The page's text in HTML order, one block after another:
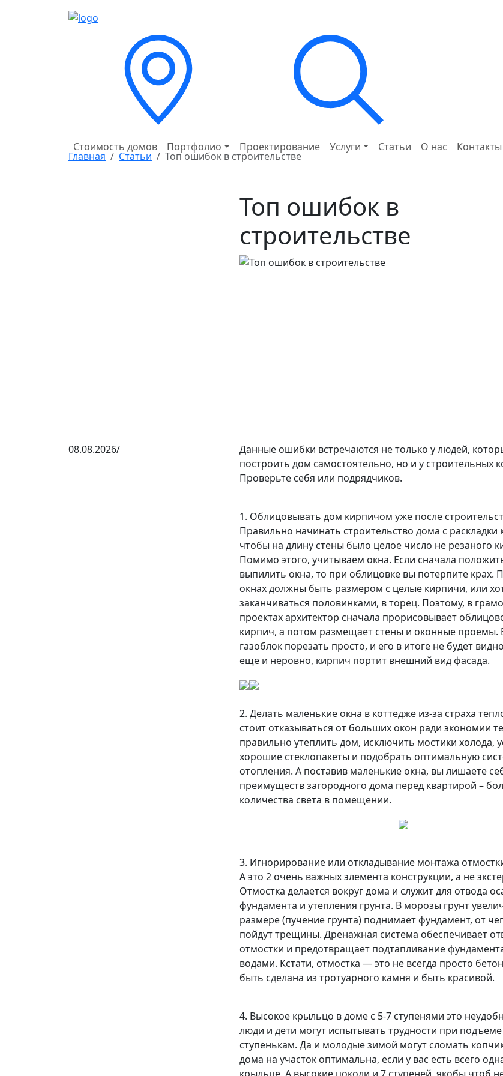
Стоимость домов Портфолио Проектирование Услуги Статьи О нас Контакты
Главная Статьи Топ ошибок в строительстве
Топ ошибок в
строительстве
08.08.2026/
Данные ошибки встречаются не только у людей,
построить дом самостоятельно, но и у строительных
Проверьте себя или подрядчиков.
1. Облицовывать дом кирпичом уже после
Правильно начинать строительство дома с раскладки
чтобы на длину стены было целое число не резаного
Помимо этого, учитываем окна. Если сначала
выпилить окна, то при облицовке вы потерпите крах.
окнах должны быть размером с целые кирпичи, или
заканчиваться половинками, в торец. Поэтому, в
проектах архитектор сначала прорисовывает
кирпич, а потом размещает стены и оконные проемы.
газоблок порезать просто, и его в итоге не будет
еще и неровно, кирпич портит внешний вид фасада.
2. Делать маленькие окна в коттедже из-за страха
стоит отказываться от больших окон ради экономии
правильно утеплить дом, исключить мостики холода,
хорошие стеклопакеты и подобрать оптимальную
отопления. А поставив маленькие окна, вы лишаете
преимуществ загородного дома перед квартирой –
количества света в помещении.
3. Игнорирование или откладывание монтажа
А это 2 очень важных элемента конструкции, а не
Отмостка делается вокруг дома и служит для отвода
фундамента и утепления грунта. В морозы грунт
размере (пучение грунта) поднимает фундамент, от
пойдут трещины. Дренажная система обеспечивает
отмостки и предотвращает подтапливание
водами. Кстати, отмостка — это не всегда просто
быть сделана из тротуарного камня и быть красивой.
4. Высокое крыльцо в доме с 5-7 ступенями это
люди и дети могут испытывать трудности при
ступенькам. Да и молодые зимой могут сломать
дома на участок оптимальна, если у вас есть всего